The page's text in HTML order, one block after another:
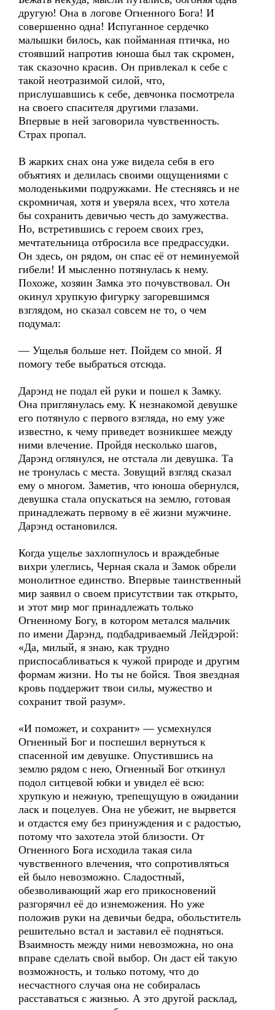
другую! Она в логове Огненного Бога! И
совершенно одна! Испуганное сердечко
малышки билось, как пойманная птичка, но
стоявший напротив юноша был так скромен,
так сказочно красив. Он привлекал к себе с
такой неотразимой силой, что,
прислушавшись к себе, девчонка посмотрела
на своего спасителя другими глазами.
Впервые в ней заговорила чувственность.
Страх пропал.
В жарких снах она уже видела себя в его
объятиях и делилась своими ощущениями с
молоденькими подружками. Не стесняясь и не
скромничая, хотя и уверяла всех, что хотела
бы сохранить девичью честь до замужества.
Но, встретившись с героем своих грез,
мечтательница отбросила все предрассудки.
Он здесь, он рядом, он спас её от неминуемой
гибели! И мысленно потянулась к нему.
Похоже, хозяин Замка это почувствовал. Он
окинул хрупкую фигурку загоревшимся
взглядом, но сказал совсем не то, о чем
подумал:
— Ущелья больше нет. Пойдем со мной. Я
помогу тебе выбраться отсюда.
Дарэнд не подал ей руки и пошел к Замку.
Она приглянулась ему. К незнакомой девушке
его потянуло с первого взгляда, но ему уже
известно, к чему приведет возникшее между
ними влечение. Пройдя несколько шагов,
Дарэнд оглянулся, не отстала ли девушка. Та
не тронулась с места. Зовущий взгляд сказал
ему о многом. Заметив, что юноша обернулся,
девушка стала опускаться на землю, готовая
принадлежать первому в её жизни мужчине.
Дарэнд остановился.
Когда ущелье захлопнулось и враждебные
вихри улеглись, Черная скала и Замок обрели
монолитное единство. Впервые таинственный
мир заявил о своем присутствии так открыто,
и этот мир мог принадлежать только
Огненному Богу, в котором метался мальчик
по имени Дарэнд, подбадриваемый Лейдэрой:
«Да, милый, я знаю, как трудно
приспосабливаться к чужой природе и другим
формам жизни. Но ты не бойся. Твоя звездная
кровь поддержит твои силы, мужество и
сохранит твой разум».
«И поможет, и сохранит» — усмехнулся
Огненный Бог и поспешил вернуться к
спасенной им девушке. Опустившись на
землю рядом с нею, Огненный Бог откинул
подол ситцевой юбки и увидел её всю:
хрупкую и нежную, трепещущую в ожидании
ласк и поцелуев. Она не убежит, не вырвется
и отдастся ему без принуждения и с радостью,
потому что захотела этой близости. От
Огненного Бога исходила такая сила
чувственного влечения, что сопротивляться
ей было невозможно. Сладостный,
обезволивающий жар его прикосновений
разгорячил её до изнеможения. Но уже
положив руки на девичьи бедра, обольститель
решительно встал и заставил её подняться.
Взаимность между ними невозможна, но она
вправе сделать свой выбор. Он даст ей такую
возможность, и только потому, что до
несчастного случая она не собиралась
расставаться с жизнью. А это другой расклад,